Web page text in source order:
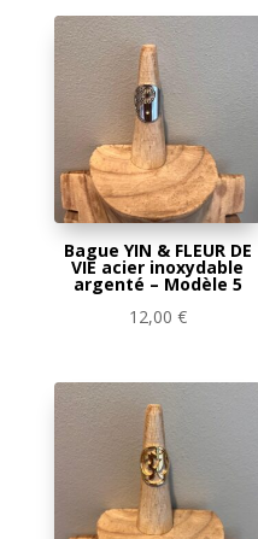
Bague YIN & FLEUR DE
VIE acier inoxydable
argenté – Modèle 5
12,00 €